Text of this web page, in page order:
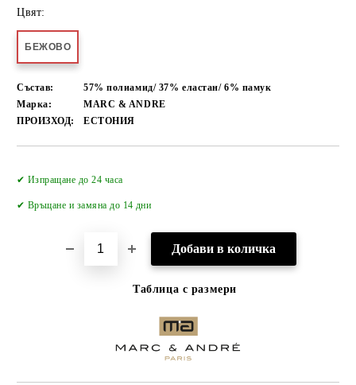
Цвят:
БЕЖОВО
Състав:
57% полиамид/ 37% еластан/ 6% памук
Марка:
MARC & ANDRE
ПРОИЗХОД:
ЕСТОНИЯ
✔ Изпращане до 24 часа
✔ Връщане и замяна до 14 дни
Таблица с размери